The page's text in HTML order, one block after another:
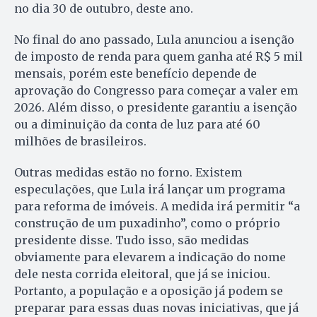
no dia 30 de outubro, deste ano.
No final do ano passado, Lula anunciou a isenção
de imposto de renda para quem ganha até R$ 5 mil
mensais, porém este benefício depende de
aprovação do Congresso para começar a valer em
2026. Além disso, o presidente garantiu a isenção
ou a diminuição da conta de luz para até 60
milhões de brasileiros.
Outras medidas estão no forno. Existem
especulações, que Lula irá lançar um programa
para reforma de imóveis. A medida irá permitir “a
construção de um puxadinho”, como o próprio
presidente disse. Tudo isso, são medidas
obviamente para elevarem a indicação do nome
dele nesta corrida eleitoral, que já se iniciou.
Portanto, a população e a oposição já podem se
preparar para essas duas novas iniciativas, que já